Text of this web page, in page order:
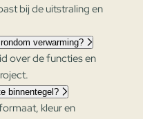
bij de uitstraling en
verwarming?
over de functies en
binnentegel?
kleur en